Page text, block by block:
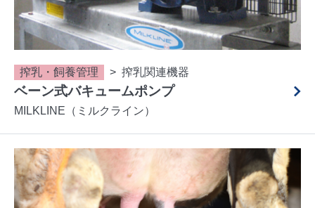
搾乳・飼養管理 搾乳関連機器
ベーン式バキュームポンプ
MILKLINE（ミルクライン）